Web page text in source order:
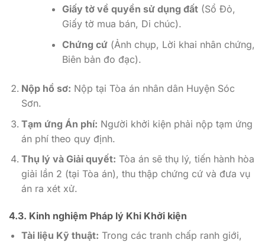
Giấy tờ về quyền sử dụng đất(Sổ Đỏ,
Giấy tờ mua bán, Di chúc).
Chứng cứ(Ảnh chụp, Lời khai nhân chứng,
Biên bản đo đạc).
Nộp hồ sơ: Nộp tại Tòa án nhân dân Huyện Sóc
Sơn.
Tạm ứng Án phí: Người khởi kiện phải nộp tạm ứng
án phí theo quy định.
Thụ lý và Giải quyết: Tòa án sẽ thụ lý, tiến hành hòa
giải lần 2 (tại Tòa án), thu thập chứng cứ và đưa vụ
án ra xét xử.
4.3. Kinh nghiệm Pháp lý Khi Khởi kiện
Tài liệu Kỹ thuật: Trong các tranh chấp ranh giới,